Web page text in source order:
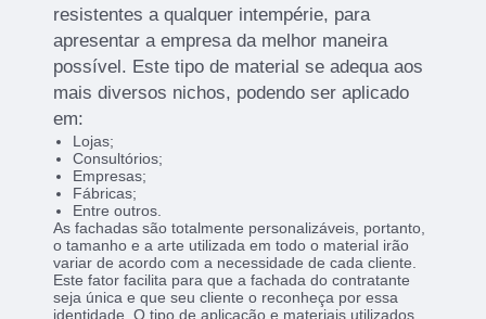
resistentes a qualquer intempérie, para
apresentar a empresa da melhor maneira
possível. Este tipo de material se adequa aos
mais diversos nichos, podendo ser aplicado
em:
Lojas;
Consultórios;
Empresas;
Fábricas;
Entre outros.
As fachadas são totalmente personalizáveis, portanto,
o tamanho e a arte utilizada em todo o material irão
variar de acordo com a necessidade de cada cliente.
Este fator facilita para que a fachada do contratante
seja única e que seu cliente o reconheça por essa
identidade. O tipo de aplicação e materiais utilizados